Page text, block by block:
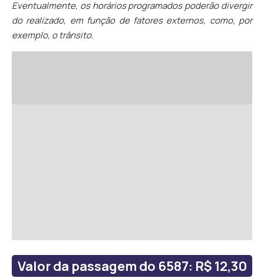
Eventualmente, os horários programados poderão divergir
do realizado, em função de fatores externos, como, por
exemplo, o trânsito.
Valor da passagem do 6587: R$ 12,30